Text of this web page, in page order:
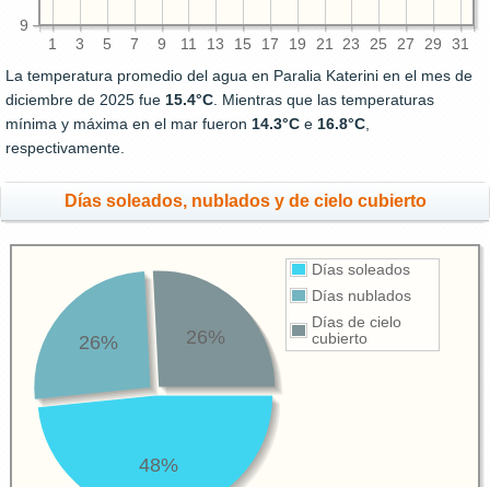
1 3 5 7 9 11 13 15 17 19 21 23 25 27 29 31
9
La temperatura promedio del agua en Paralia Katerini en el mes de
diciembre de 2025 fue 15.4°C. Mientras que las temperaturas
mínima y máxima en el mar fueron 14.3°C e 16.8°C,
respectivamente.
Días soleados, nublados y de cielo cubierto
Días soleados
Días nublados
Días de cielo
cubierto
48%
26% 26%